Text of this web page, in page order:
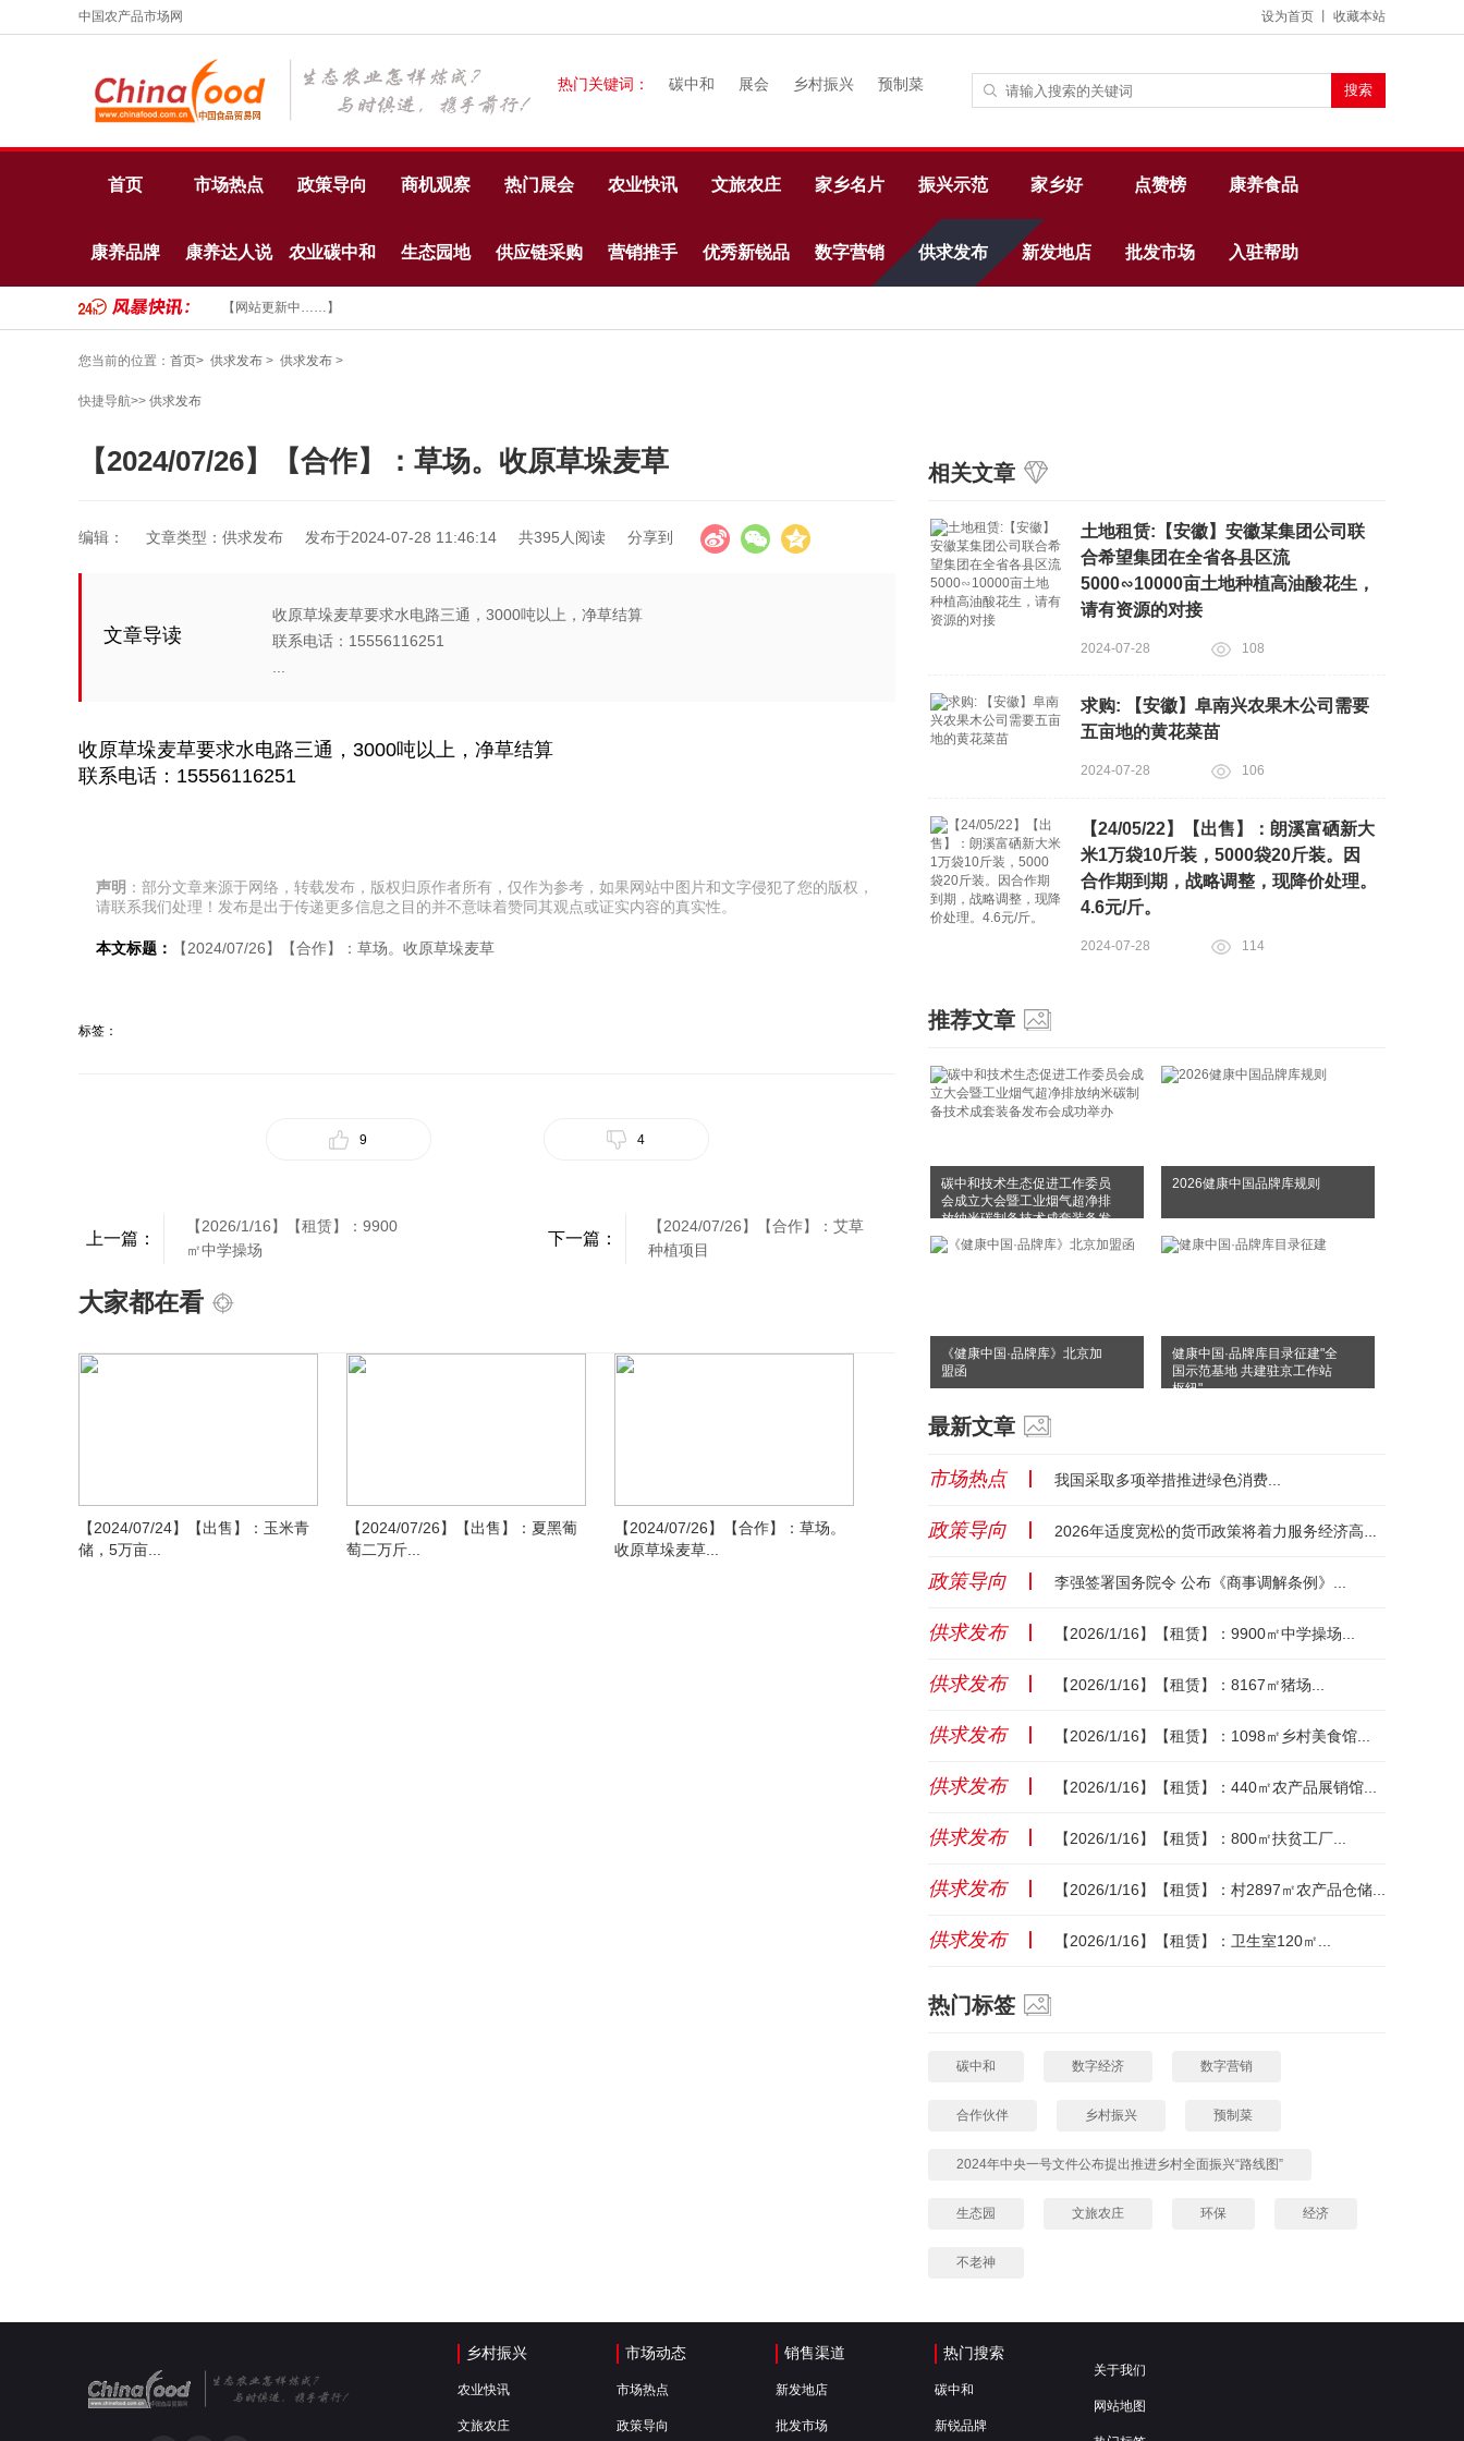
中国农产品市场网 设为首页 收藏本站
热门关键词： 碳中和 展会 乡村振兴 预制菜
首页 市场热点 政策导向 商机观察 热门展会 农业快讯 文旅农庄 家乡名片 振兴示范 家乡好 点赞榜 康养食品
康养品牌 康养达人说 农业碳中和 生态园地 供应链采购 营销推手 优秀新锐品 数字营销 供求发布 新发地店 批发市场 入驻帮助
【网站更新中……】
您当前的位置： 首页> 供求发布 > 供求发布 >
快捷导航>> 供求发布
【2024/07/26】【合作】：草场。收原草垛麦草
编辑： 文章类型：供求发布 发布于2024-07-28 11:46:14 共395人阅读 分享到
文章导读
收原草垛麦草要求水电路三通，3000吨以上，净草结算
联系电话：15556116251
...
收原草垛麦草要求水电路三通，3000吨以上，净草结算
联系电话：15556116251
声明 ：部分文章来源于网络，转载发布，版权归原作者所有，仅作为参考，如果网站中图片和文字侵犯了您的版权，
请联系我们处理！发布是出于传递更多信息之目的并不意味着赞同其观点或证实内容的真实性。
本文标题： 【2024/07/26】【合作】：草场。收原草垛麦草
标签：
9 4
上一篇：
【2026/1/16】【租赁】：9900
㎡中学操场
下一篇：
【2024/07/26】【合作】：艾草
种植项目
大家都在看
【2024/07/24】【出售】：玉米青
储，5万亩...
【2024/07/26】【出售】：夏黑葡
萄二万斤...
【2024/07/26】【合作】：草场。
收原草垛麦草...
相关文章
土地租赁:【安徽】安徽某集团公司联
合希望集团在全省各县区流
5000∽10000亩土地种植高油酸花生，
请有资源的对接
2024-07-28 108
求购: 【安徽】阜南兴农果木公司需要
五亩地的黄花菜苗
2024-07-28 106
【24/05/22】【出售】：朗溪富硒新大
米1万袋10斤装，5000袋20斤装。因
合作期到期，战略调整，现降价处理。
4.6元/斤。
2024-07-28 114
推荐文章
碳中和技术生态促进工作委员
会成立大会暨工业烟气超净排
放纳米碳制备技术成套装备发
布会成功举办
2026健康中国品牌库规则
《健康中国·品牌库》北京加
盟函
健康中国·品牌库目录征建"全
国示范基地 共建驻京工作站
枢纽"
最新文章
市场热点 我国采取多项举措推进绿色消费...
政策导向 2026年适度宽松的货币政策将着力服务经济高质量发展...
政策导向 李强签署国务院令 公布《商事调解条例》...
供求发布 【2026/1/16】【租赁】：9900㎡中学操场...
供求发布 【2026/1/16】【租赁】：8167㎡猪场...
供求发布 【2026/1/16】【租赁】：1098㎡乡村美食馆...
供求发布 【2026/1/16】【租赁】：440㎡农产品展销馆...
供求发布 【2026/1/16】【租赁】：800㎡扶贫工厂...
供求发布 【2026/1/16】【租赁】：村2897㎡农产品仓储...
供求发布 【2026/1/16】【租赁】：卫生室120㎡...
热门标签
碳中和 数字经济 数字营销
合作伙伴 乡村振兴 预制菜
2024年中央一号文件公布提出推进乡村全面振兴“路线图”
生态园 文旅农庄 环保 经济
不老神
乡村振兴
农业快讯
文旅农庄
市场动态
市场热点
政策导向
销售渠道
新发地店
批发市场
热门搜索
碳中和
新锐品牌
关于我们
网站地图